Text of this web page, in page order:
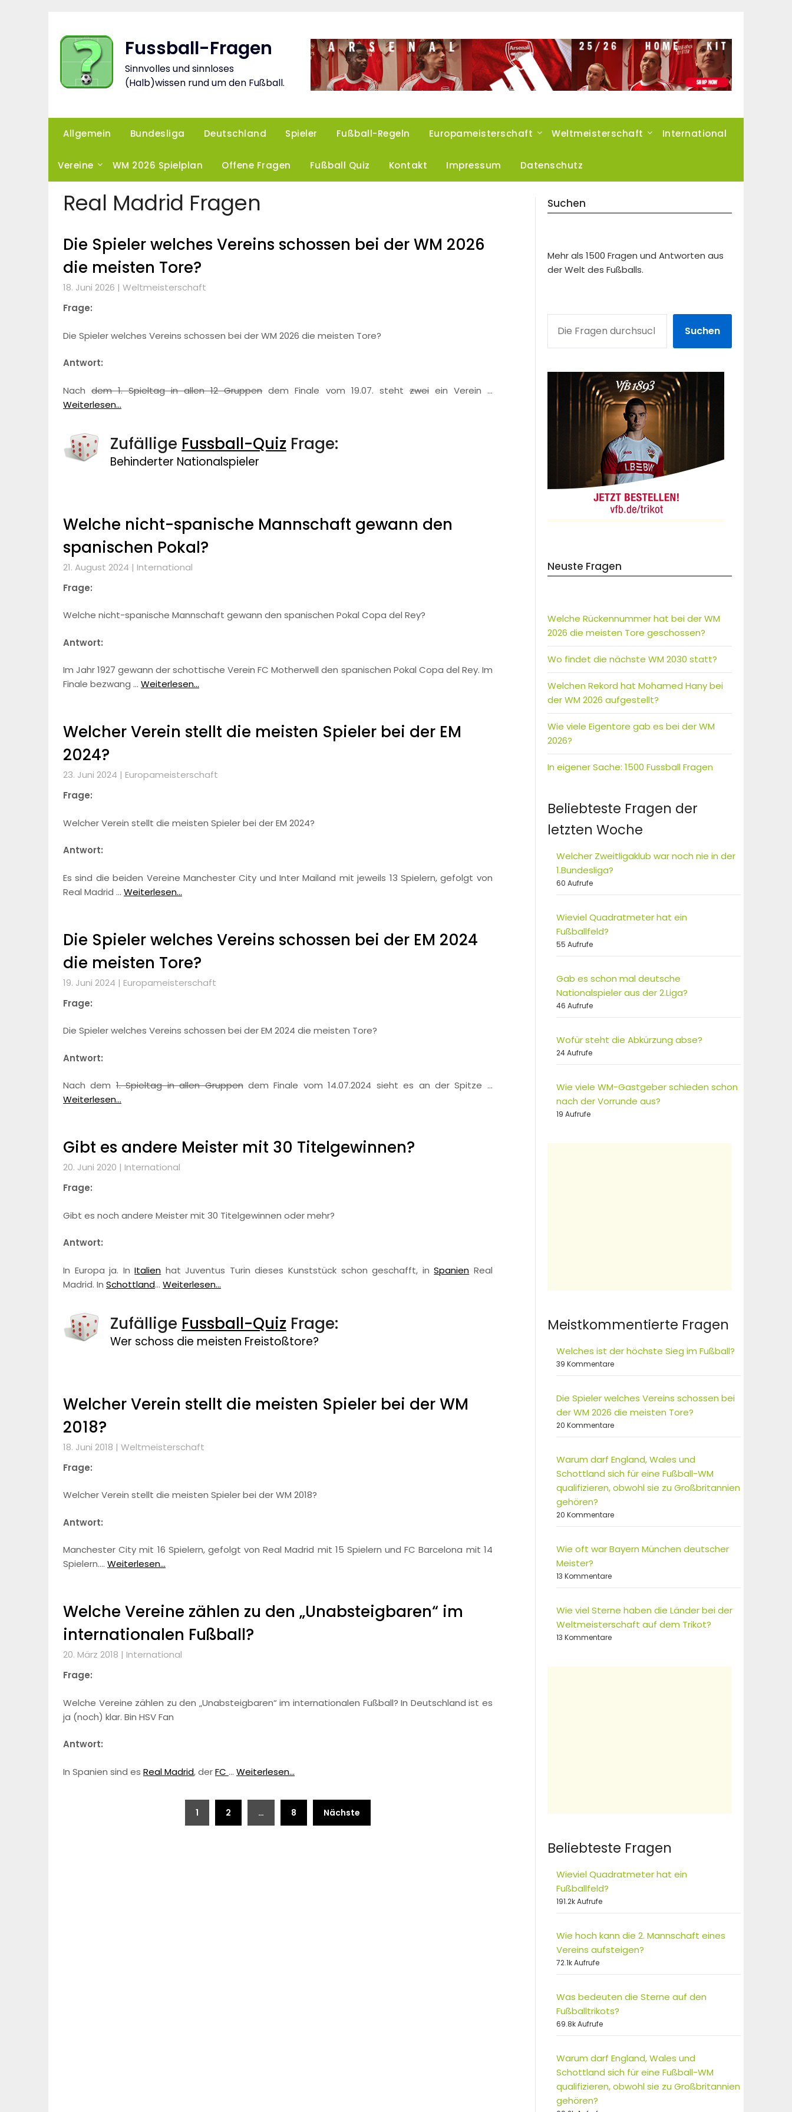
Fussball-Fragen
Sinnvolles und sinnloses
(Halb)wissen rund um den Fußball.
Allgemein Bundesliga Deutschland Spieler Fußball-Regeln Europameisterschaft Weltmeisterschaft International
Vereine WM 2026 Spielplan Offene Fragen Fußball Quiz Kontakt Impressum Datenschutz
Real Madrid Fragen
Die Spieler welches Vereins schossen bei der WM 2026
die meisten Tore?
18. Juni 2026 | Weltmeisterschaft
Frage:
Die Spieler welches Vereins schossen bei der WM 2026 die meisten Tore?
Antwort:
Nachdem 1. Spieltag in allen 12 Gruppendem Finale vom 19.07. stehtzweiein Verein …
Weiterlesen...
Zufällige Fussball-Quiz Frage:
Behinderter Nationalspieler
Welche nicht-spanische Mannschaft gewann den
spanischen Pokal?
21. August 2024 | International
Frage:
Welche nicht-spanische Mannschaft gewann den spanischen Pokal Copa del Rey?
Antwort:
Im Jahr 1927 gewann der schottische Verein FC Motherwell den spanischen Pokal Copa del Rey. Im
Finale bezwang … Weiterlesen...
Welcher Verein stellt die meisten Spieler bei der EM
2024?
23. Juni 2024 | Europameisterschaft
Frage:
Welcher Verein stellt die meisten Spieler bei der EM 2024?
Antwort:
Es sind die beiden Vereine Manchester City und Inter Mailand mit jeweils 13 Spielern, gefolgt von
Real Madrid … Weiterlesen...
Die Spieler welches Vereins schossen bei der EM 2024
die meisten Tore?
19. Juni 2024 | Europameisterschaft
Frage:
Die Spieler welches Vereins schossen bei der EM 2024 die meisten Tore?
Antwort:
Nach dem 1. Spieltag in allen Gruppendem Finale vom 14.07.2024 sieht es an der Spitze …
Weiterlesen...
Gibt es andere Meister mit 30 Titelgewinnen?
20. Juni 2020 | International
Frage:
Gibt es noch andere Meister mit 30 Titelgewinnen oder mehr?
Antwort:
In Europa ja. InItalien hat Juventus Turin dieses Kunststück schon geschafft, inSpanien Real
Madrid. In Schottland… Weiterlesen...
Zufällige Fussball-Quiz Frage:
Wer schoss die meisten Freistoßtore?
Welcher Verein stellt die meisten Spieler bei der WM
2018?
18. Juni 2018 | Weltmeisterschaft
Frage:
Welcher Verein stellt die meisten Spieler bei der WM 2018?
Antwort:
Manchester City mit 16 Spielern, gefolgt von Real Madrid mit 15 Spielern und FC Barcelona mit 14
Spielern.… Weiterlesen...
Welche Vereine zählen zu den „Unabsteigbaren“ im
internationalen Fußball?
20. März 2018 | International
Frage:
Welche Vereine zählen zu den „Unabsteigbaren“ im internationalen Fußball? In Deutschland ist es
ja (noch) klar. Bin HSV Fan
Antwort:
In Spanien sind es Real Madrid, derFC … Weiterlesen...
1 2 … 8 Nächste
Suchen
Mehr als 1500 Fragen und Antworten aus
der Welt des Fußballs.
Suchen
Neuste Fragen
Welche Rückennummer hat bei der WM
2026 die meisten Tore geschossen?
Wo findet die nächste WM 2030 statt?
Welchen Rekord hat Mohamed Hany bei
der WM 2026 aufgestellt?
Wie viele Eigentore gab es bei der WM
2026?
In eigener Sache: 1500 Fussball Fragen
Beliebteste Fragen der
letzten Woche
Welcher Zweitligaklub war noch nie in der
1.Bundesliga?
60 Aufrufe
Wieviel Quadratmeter hat ein
Fußballfeld?
55 Aufrufe
Gab es schon mal deutsche
Nationalspieler aus der 2.Liga?
46 Aufrufe
Wofür steht die Abkürzung abse?
24 Aufrufe
Wie viele WM-Gastgeber schieden schon
nach der Vorrunde aus?
19 Aufrufe
Meistkommentierte Fragen
Welches ist der höchste Sieg im Fußball?
39 Kommentare
Die Spieler welches Vereins schossen bei
der WM 2026 die meisten Tore?
20 Kommentare
Warum darf England, Wales und
Schottland sich für eine Fußball-WM
qualifizieren, obwohl sie zu Großbritannien
gehören?
20 Kommentare
Wie oft war Bayern München deutscher
Meister?
13 Kommentare
Wie viel Sterne haben die Länder bei der
Weltmeisterschaft auf dem Trikot?
13 Kommentare
Beliebteste Fragen
Wieviel Quadratmeter hat ein
Fußballfeld?
191.2k Aufrufe
Wie hoch kann die 2. Mannschaft eines
Vereins aufsteigen?
72.1k Aufrufe
Was bedeuten die Sterne auf den
Fußballtrikots?
69.8k Aufrufe
Warum darf England, Wales und
Schottland sich für eine Fußball-WM
qualifizieren, obwohl sie zu Großbritannien
gehören?